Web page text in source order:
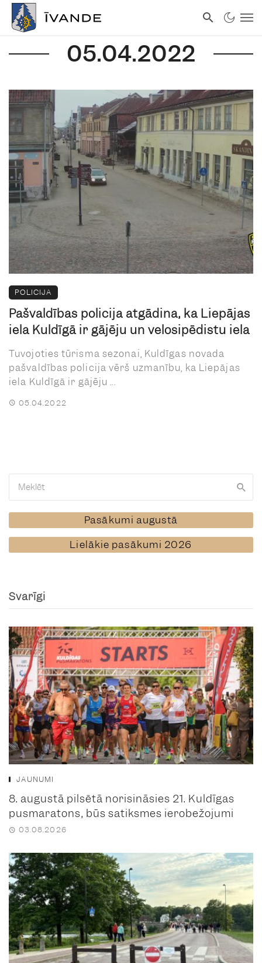
05.04.2022
POLICIJA
Pašvaldības policija atgādina, ka Liepājas
iela Kuldīgā ir gājēju un velosipēdistu iela
Tuvojoties tūrisma sezonai, Kuldīgas novada
pašvaldības policija vērš uzmanību, ka Liepājas
iela Kuldīgā ir gājēju ...
05.04.2022
Pasākumi augustā
Lielākie pasākumi 2026
Svarīgi
JAUNUMI
8. augustā pilsētā norisināsies 21. Kuldīgas
pusmaratons, būs satiksmes ierobežojumi
03.08.2026